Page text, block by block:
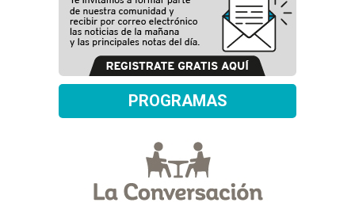
PROGRAMAS